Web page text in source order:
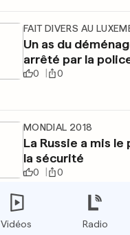
FAIT DIVERS AU
Un as du
arrêté par la
0 0
MONDIAL 2018
La Russie a mis le
la sécurité
0 0
Vidéos Radio